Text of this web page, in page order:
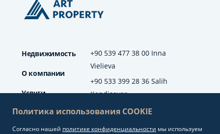
+90 539 477 38 00 Inna
Vielieva
+90 533 399 28 36 Salih
Kendisever
info@artproperty.net
Недвижимость
О компании
Услуги
Отзывы
Блог
Политика использования COOKIE
Согласно нашей политике конфиденциальности мы используем